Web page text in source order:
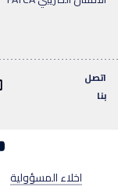
اتصل
بنا
اخلاء المسؤولية